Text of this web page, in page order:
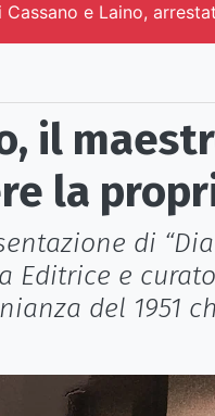
e Laino,
il
la
di
Editrice e
del 1951